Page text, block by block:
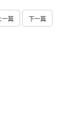
一篇 下一篇